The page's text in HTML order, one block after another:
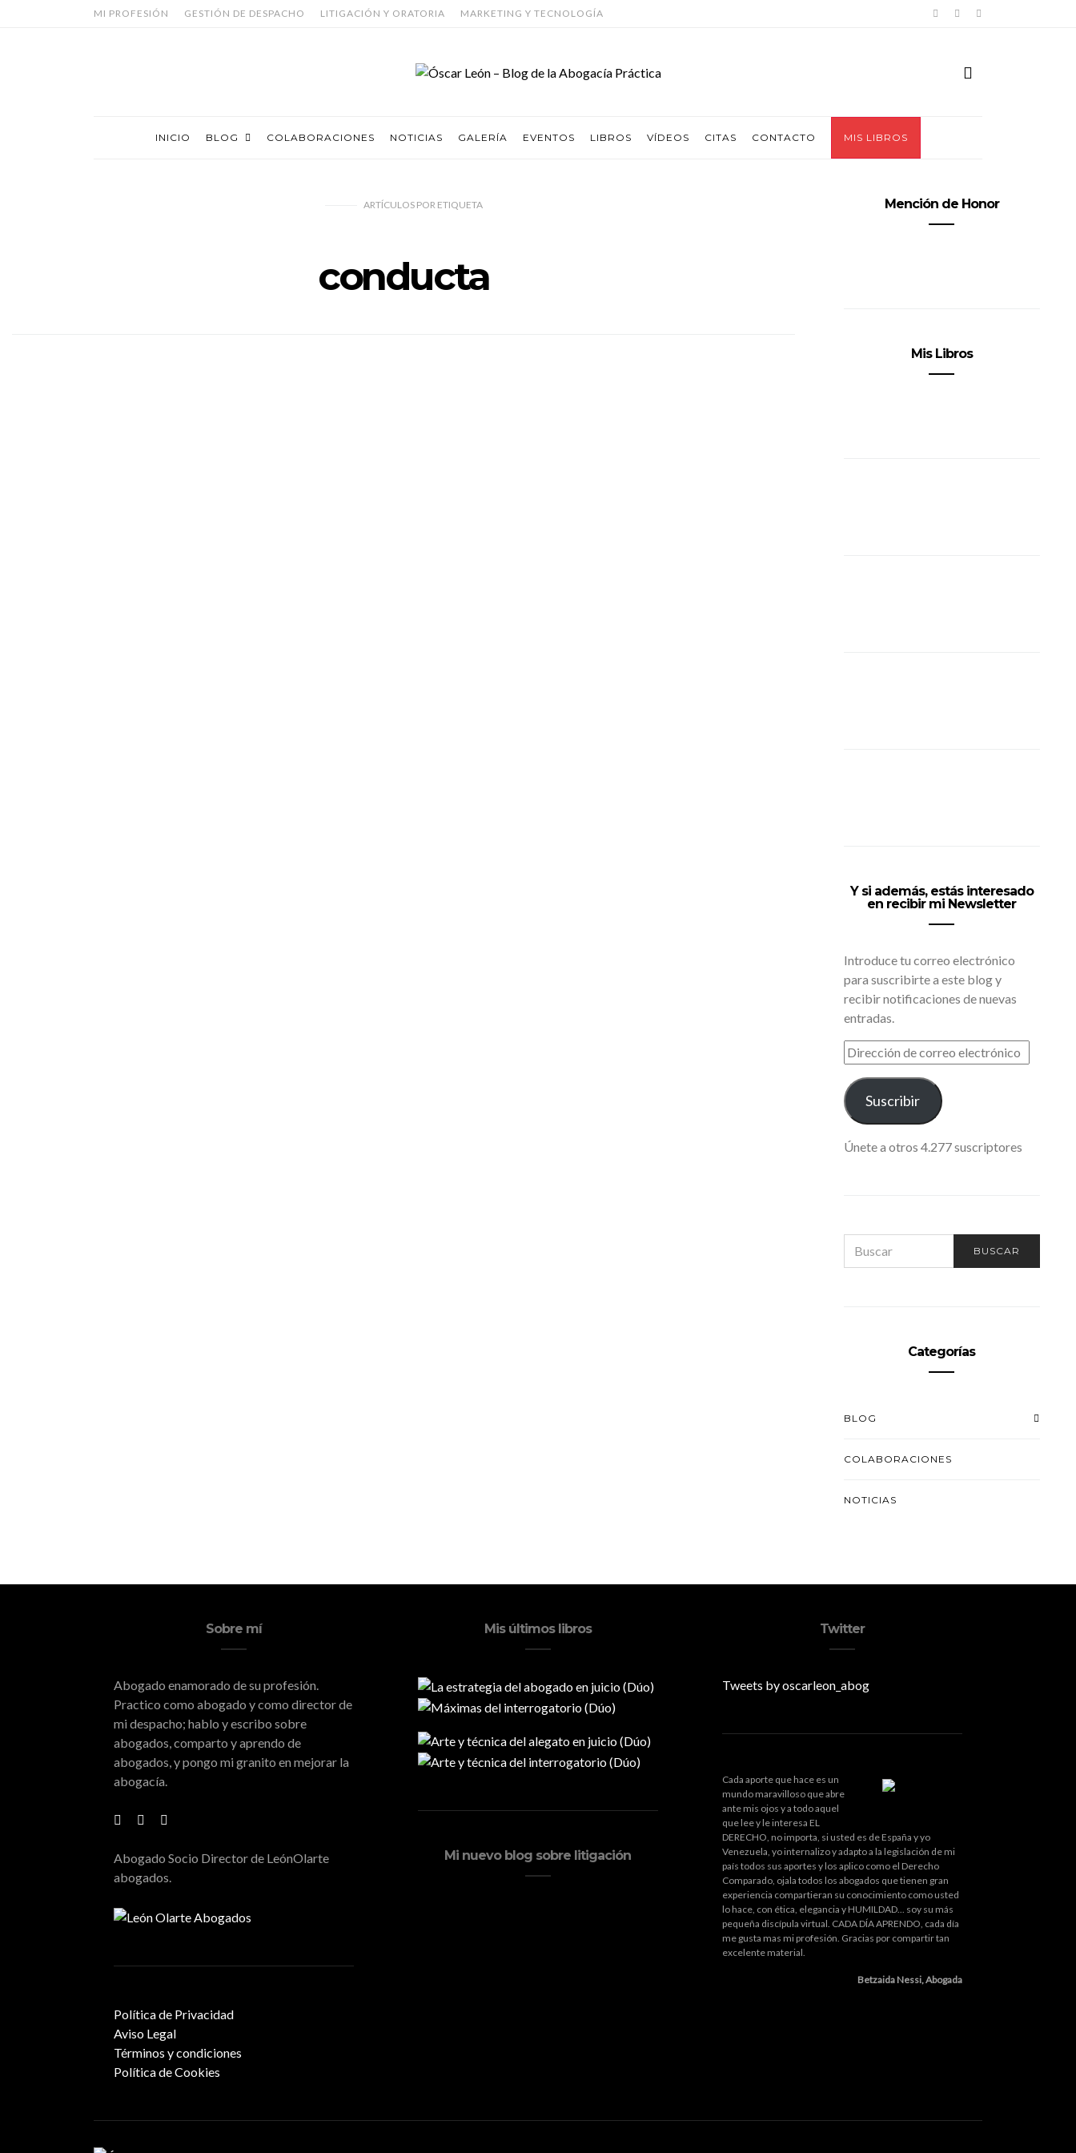
MI PROFESIÓN GESTIÓN DE DESPACHO LITIGACIÓN Y ORATORIA MARKETING Y TECNOLOGÍA
INICIO BLOG COLABORACIONES NOTICIAS GALERÍA EVENTOS LIBROS VÍDEOS CITAS CONTACTO MIS LIBROS
ARTÍCULOS PORETIQUETA
conducta
Mención de Honor
Mis Libros
Y si además, estás interesado
en recibir mi Newsletter
Introduce tu correo electrónico
para suscribirte a este blog y
recibir notificaciones de nuevas
entradas.
DIRECCIÓN
DE
CORREO
ELECTRÓNICO
Suscribir
Únete a otros 4.277 suscriptores
FOR:
BUSCAR
Categorías
BLOG
COLABORACIONES
NOTICIAS
Sobre mí
Abogado enamorado de su profesión.
Practico como abogado y como director de
mi despacho; hablo y escribo sobre
abogados, comparto y aprendo de
abogados, y pongo mi granito en mejorar la
abogacía.
Abogado Socio Director de LeónOlarte
abogados.
Política de Privacidad
Aviso Legal
Términos y condiciones
Política de Cookies
Mis últimos libros
Mi nuevo blog sobre litigación
Twitter
Tweets by oscarleon_abog
Cada aporte que hace es un
mundo maravilloso que abre
ante mis ojos y a todo aquel
que lee y le interesa EL
DERECHO, no importa, si usted es de España y yo
Venezuela, yo internalizo y adapto a la legislación de mi
país todos sus aportes y los aplico como el Derecho
Comparado, ojala todos los abogados que tienen gran
experiencia compartieran su conocimiento como usted
lo hace, con ética, elegancia y HUMILDAD... soy su más
pequeña discípula virtual. CADA DÍA APRENDO, cada día
me gusta mas mi profesión. Gracias por compartir tan
excelente material.
Betzaida Nessi, Abogada